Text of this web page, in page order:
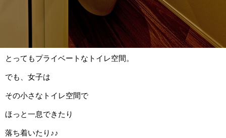
とってもプライベートなトイレ空間。
でも、女子は
その小さなトイレ空間で
ほっと一息できたり
落ち着いたり♪♪